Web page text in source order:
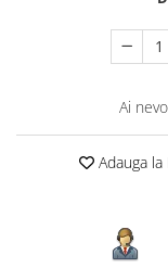
Ai
Adauga la